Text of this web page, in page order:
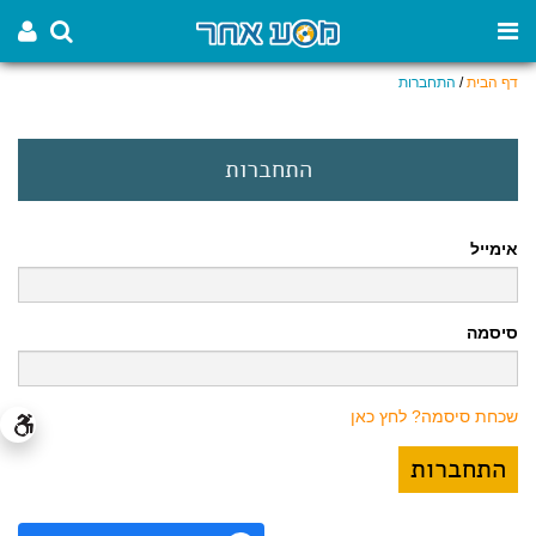
דף הבית/ התחברות
התחברות
אימייל
סיסמה
שכחת סיסמה? לחץ כאן